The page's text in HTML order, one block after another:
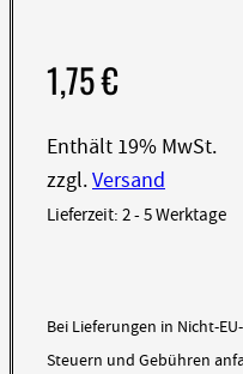
1,75€
Enthält 19% MwSt.
zzgl.Versand
Lieferzeit: 2 - 5 Werktage
Bei Lieferungen in Nicht-
Steuern und Gebühren